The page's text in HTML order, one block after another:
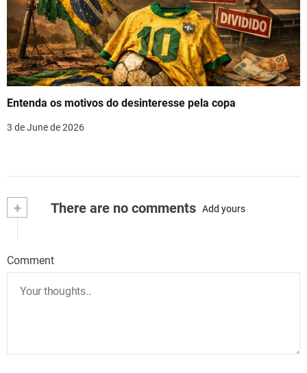
Entenda os motivos do desinteresse pela copa
3 de June de 2026
+ There are no comments Add yours
Comment